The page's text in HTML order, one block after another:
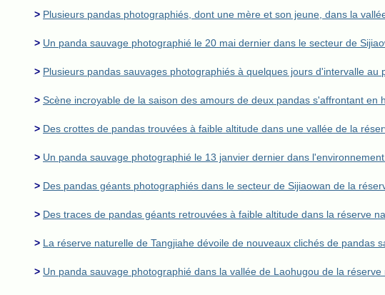
> Plusieurs pandas photographiés, dont une mère et son jeune, dans la
> Un panda sauvage photographié le 20 mai dernier dans le secteur de
> Plusieurs pandas sauvages photographiés à quelques jours d'intervalle
> Scène incroyable de la saison des amours de deux pandas s'affrontant
> Des crottes de pandas trouvées à faible altitude dans une vallée de la
> Un panda sauvage photographié le 13 janvier dernier dans
> Des pandas géants photographiés dans le secteur de Sijiaowan de la
> Des traces de pandas géants retrouvées à faible altitude dans la réserve
> La réserve naturelle de Tangjiahe dévoile de nouveaux clichés de pandas
> Un panda sauvage photographié dans la vallée de Laohugou de la